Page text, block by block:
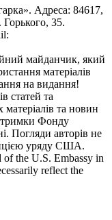
Адреса: 84617,
35.
майданчик, який
матеріалів
на видання!
статей та
матеріалів та новин
Фонду
Погляди авторів не
уряду США.
the U.S. Embassy in
reflect the